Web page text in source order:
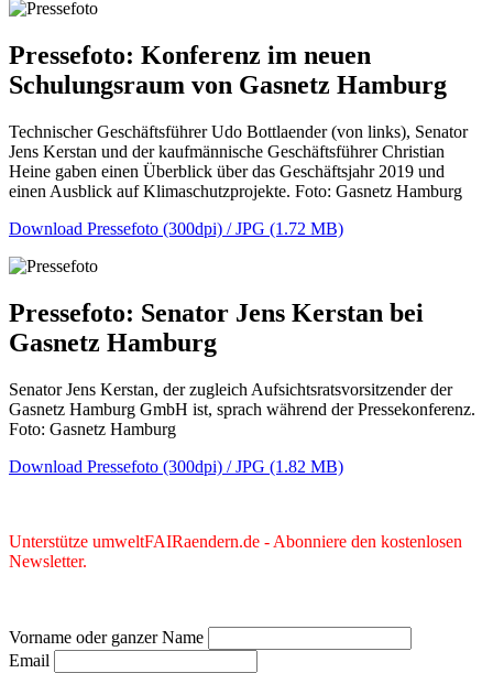
Pressefoto: Konferenz im neuen
Schulungsraum von Gasnetz Hamburg
Technischer Geschäftsführer Udo Bottlaender (von links), Senator
Jens Kerstan und der kaufmännische Geschäftsführer Christian
Heine gaben einen Überblick über das Geschäftsjahr 2019 und
einen Ausblick auf Klimaschutzprojekte. Foto: Gasnetz Hamburg
Download Pressefoto (300dpi) / JPG (1.72 MB)
Pressefoto: Senator Jens Kerstan bei
Gasnetz Hamburg
Senator Jens Kerstan, der zugleich Aufsichtsratsvorsitzender der
Gasnetz Hamburg GmbH ist, sprach während der Pressekonferenz.
Foto: Gasnetz Hamburg
Download Pressefoto (300dpi) / JPG (1.82 MB)
Unterstütze umweltFAIRaendern.de - Abonniere den kostenlosen
Newsletter.
Vorname oder ganzer Name
Email